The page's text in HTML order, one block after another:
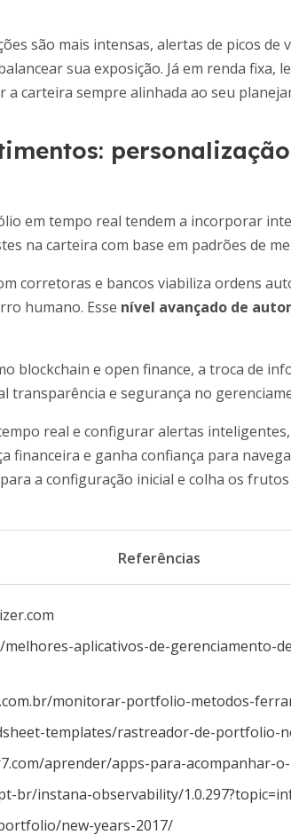
são mais intensas, alertas de picos de
sua exposição. Já em renda fixa,
carteira sempre alinhada ao seu
em tempo real tendem a incorporar
na carteira com base em padrões de
corretoras e bancos viabiliza ordens
humano. Esse nível avançado de
blockchain e open finance, a troca de
transparência e segurança no
real e configurar alertas
financeira e ganha confiança para
a configuração inicial e colha os
Referências
aplicativos-de-gerenciamento-
monitorar-portfolio-metodos-
templates/rastreador-de-portfolio-
aprender/apps-para-acompanhar-
br/instana-observability/
new-years-2017/